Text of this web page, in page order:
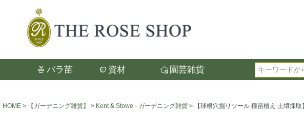
バラ苗 資材 園芸雑貨
検索
検索
選択した
タイプ、
HOME 【ガーデニング雑貨】 Kent & Stowe - ガーデニング雑貨 【球根穴掘りツール 種苗植え 土壌採